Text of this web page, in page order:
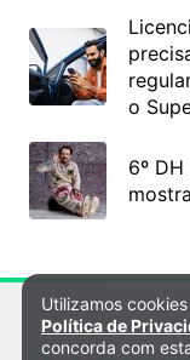
o
6º
Política de
Utilizamos
Política de
concorda com